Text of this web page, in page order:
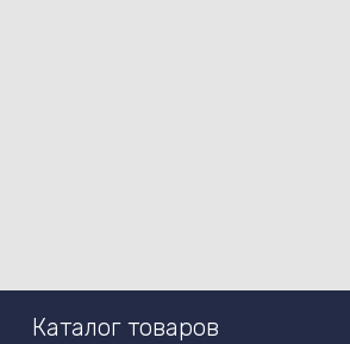
Каталог товаров